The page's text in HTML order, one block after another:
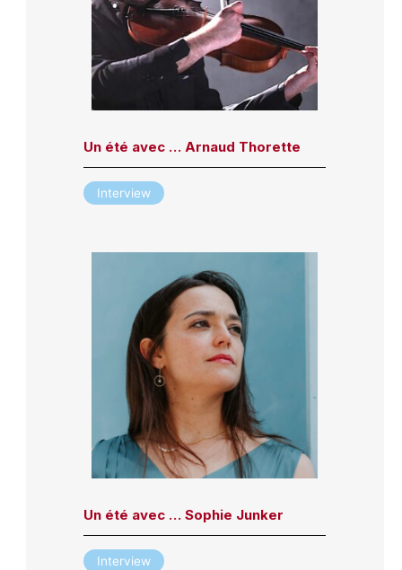
Un été avec … Arnaud Thorette
Interview
Un été avec … Sophie Junker
Interview